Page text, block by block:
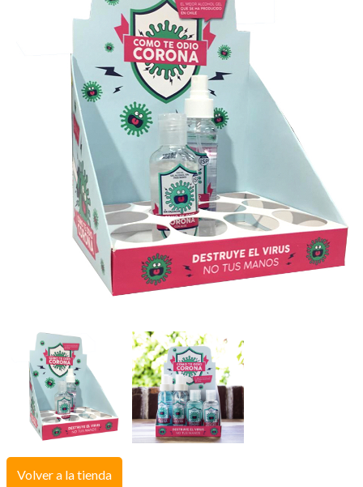
Volver a la tienda